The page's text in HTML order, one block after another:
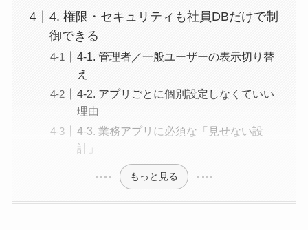
4. 権限・セキュリティも社員DBだけで制
御できる
4-1. 管理者／一般ユーザーの表示切り替
え
4-2. アプリごとに個別設定しなくていい
理由
4-3. 業務アプリに必須な「見せない設
計」
もっと見る